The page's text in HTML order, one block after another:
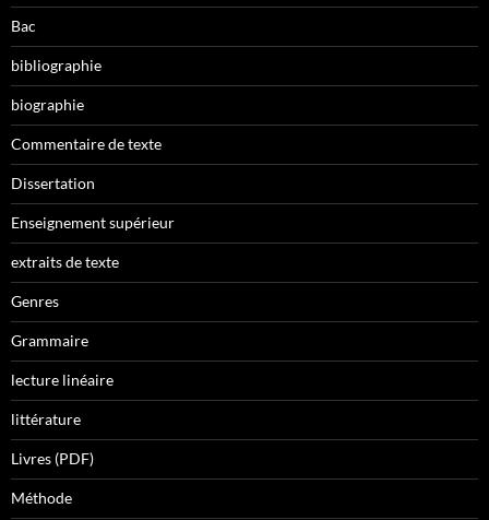
Bac
bibliographie
biographie
Commentaire de texte
Dissertation
Enseignement supérieur
extraits de texte
Genres
Grammaire
lecture linéaire
littérature
Livres (PDF)
Méthode